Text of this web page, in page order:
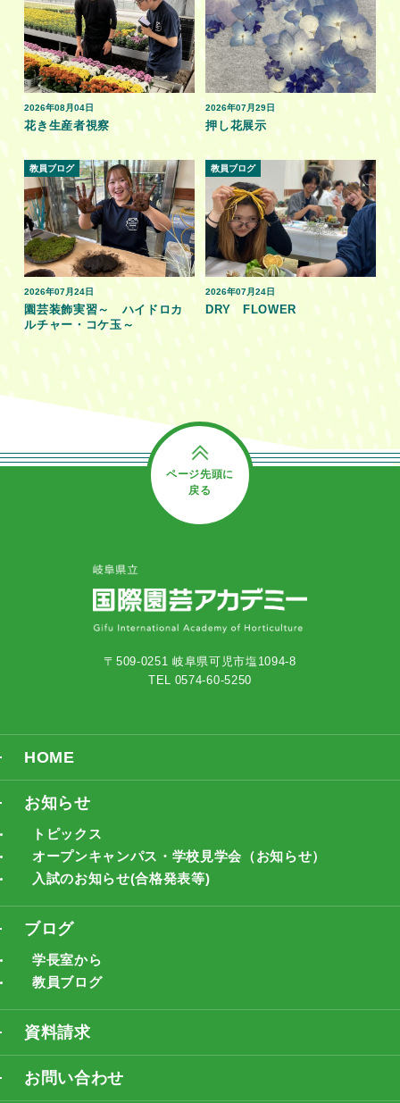
2026年08月04日
花き生産者視察
2026年07月29日
押し花展示
2026年07月24日
教員ブログ
園芸装飾実習～ ハイドロカ
ルチャー・コケ玉～
2026年07月24日
教員ブログ
DRY FLOWER
ページ先頭に
戻る
〒509-0251 岐阜県可児市塩1094-8
TEL 0574-60-5250
HOME
お知らせ
トピックス
オープンキャンパス・学校見学会（お知らせ）
入試のお知らせ(合格発表等)
ブログ
学長室から
教員ブログ
資料請求
お問い合わせ